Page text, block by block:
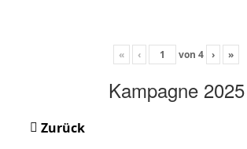
« ‹ von 4 › »
Kampagne 2025
Zurück